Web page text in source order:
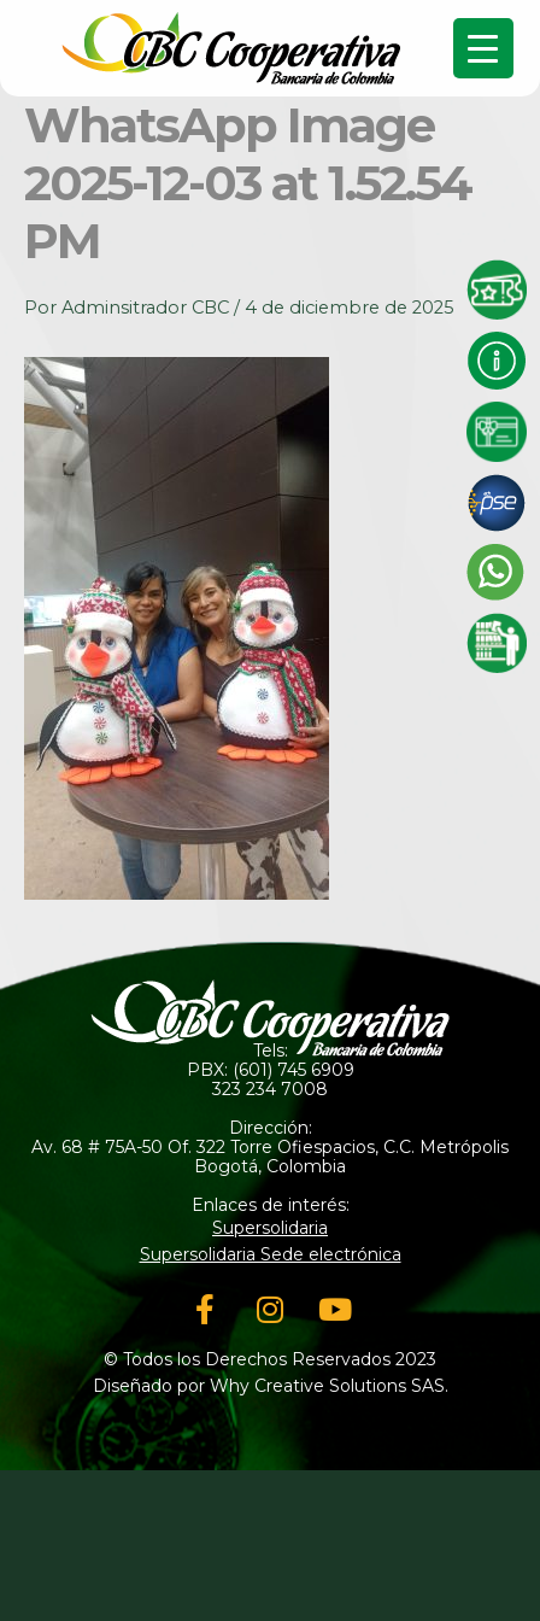
WhatsApp Image
2025-12-03 at 1.52.54
PM
Por Adminsitrador CBC / 4 de diciembre de 2025
Tels:
PBX: (601) 745 6909
323 234 7008
Dirección:
Av. 68 # 75A-50 Of. 322 Torre Ofiespacios, C.C. Metrópolis
Bogotá, Colombia
Enlaces de interés:
Supersolidaria
Supersolidaria Sede electrónica
Facebook-
f
Instagram
Youtube
© Todos los Derechos Reservados 2023
Diseñado por Why Creative Solutions SAS.